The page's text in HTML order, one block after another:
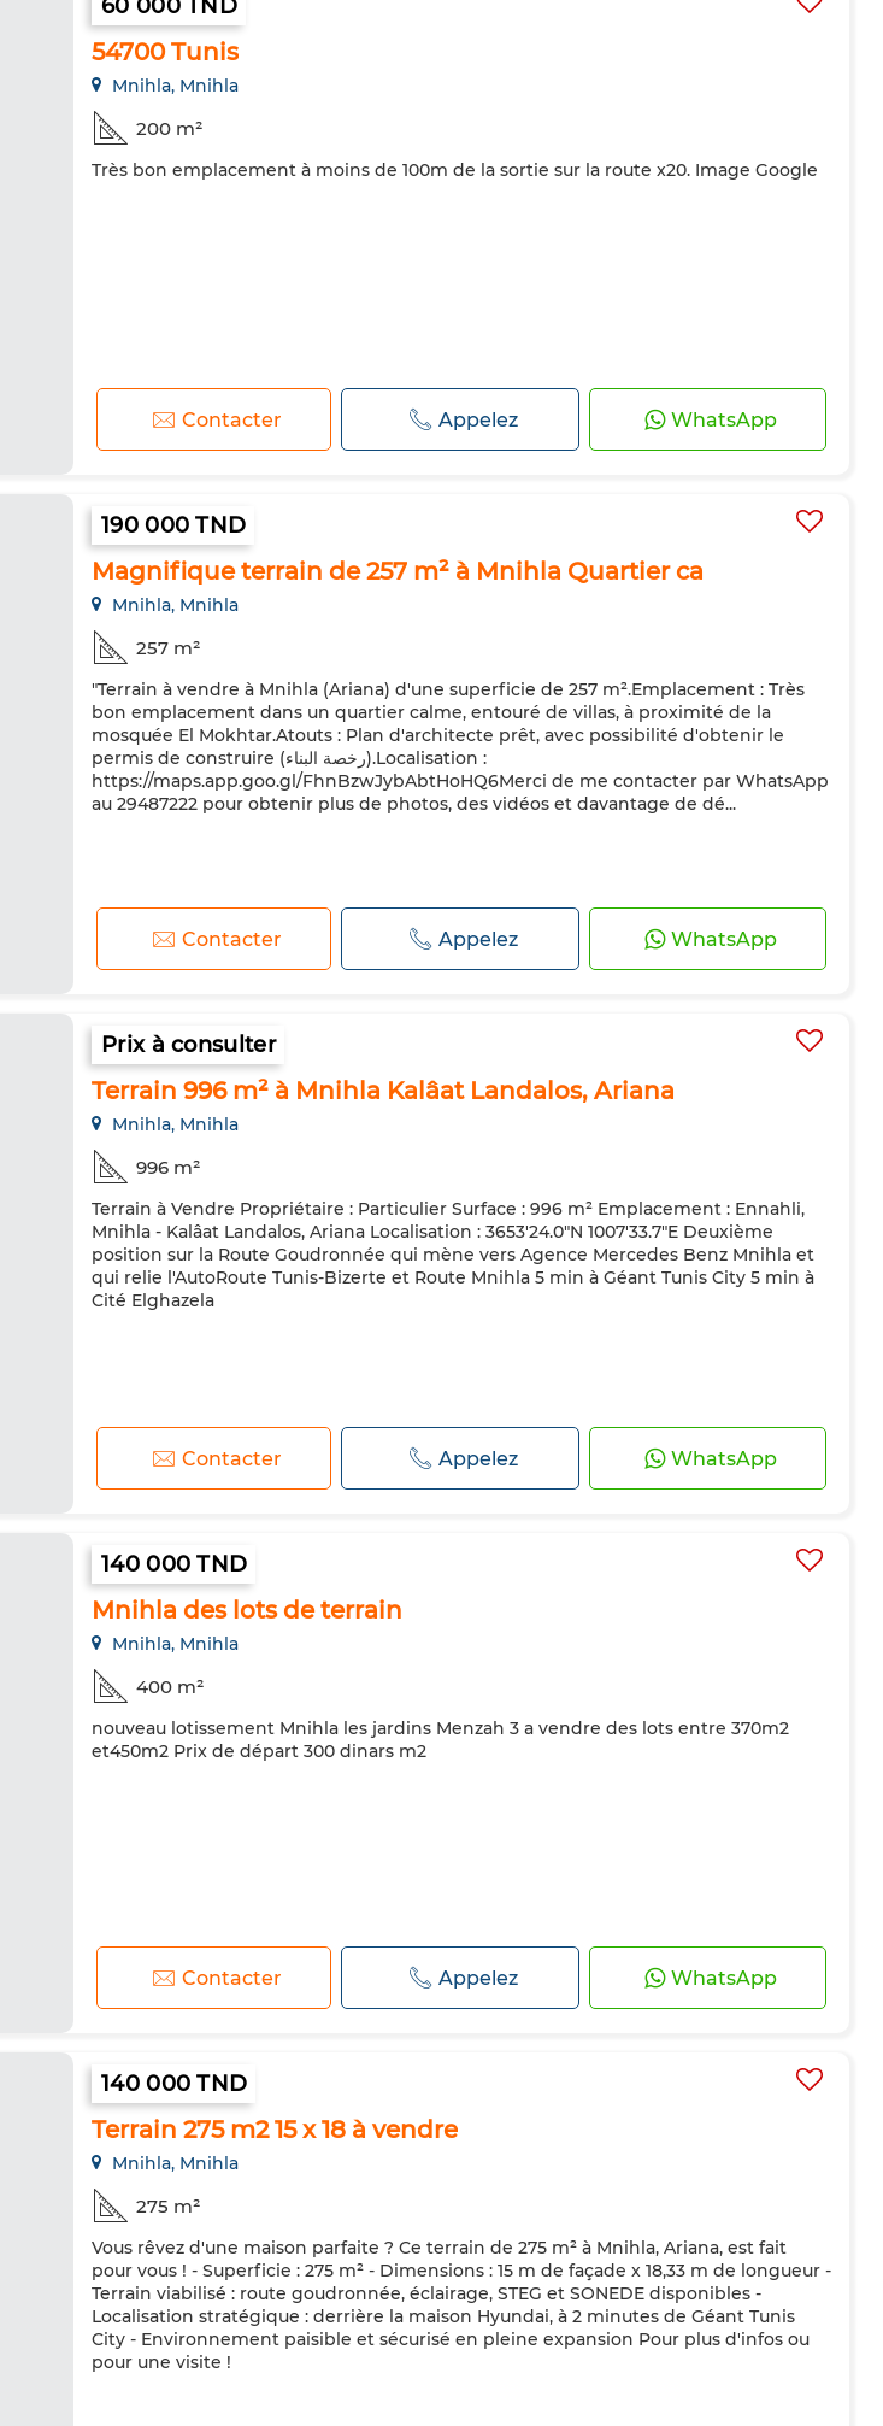
60 000 TND
54700 Tunis
Mnihla, Mnihla
200 m²
Très bon emplacement à moins de 100m de la sortie sur la route x20. Image Google
Contacter Appelez WhatsApp
190 000 TND
Magnifique terrain de 257 m² à Mnihla Quartier ca
Mnihla, Mnihla
257 m²
​"Terrain à vendre à Mnihla (Ariana) d'une superficie de 257 m². ​Emplacement : Très
bon emplacement dans un quartier calme, entouré de villas, à proximité de la
mosquée El Mokhtar. ​Atouts : Plan d'architecte prêt, avec possibilité d'obtenir le
permis de construire (رخصة البناء). ​Localisation :
https://maps.app.goo.gl/FhnBzwJybAbtHoHQ6 ​Merci de me contacter par WhatsApp
au 29487222 pour obtenir plus de photos, des vidéos et davantage de dé...
Contacter Appelez WhatsApp
Prix à consulter
Terrain 996 m² à Mnihla Kalâat Landalos, Ariana
Mnihla, Mnihla
996 m²
Terrain à Vendre Propriétaire : Particulier Surface : 996 m² Emplacement : Ennahli,
Mnihla - Kalâat Landalos, Ariana Localisation : 3653'24.0"N 1007'33.7"E Deuxième
position sur la Route Goudronnée qui mène vers Agence Mercedes Benz Mnihla et
qui relie l'AutoRoute Tunis-Bizerte et Route Mnihla 5 min à Géant Tunis City 5 min à
Cité Elghazela
Contacter Appelez WhatsApp
140 000 TND
Mnihla des lots de terrain
Mnihla, Mnihla
400 m²
nouveau lotissement Mnihla les jardins Menzah 3 a vendre des lots entre 370m2
et450m2 Prix de départ 300 dinars m2
Contacter Appelez WhatsApp
140 000 TND
Terrain 275 m2 15 x 18 à vendre
Mnihla, Mnihla
275 m²
Vous rêvez d'une maison parfaite ? Ce terrain de 275 m² à Mnihla, Ariana, est fait
pour vous ! - Superficie : 275 m² - Dimensions : 15 m de façade x 18,33 m de longueur -
Terrain viabilisé : route goudronnée, éclairage, STEG et SONEDE disponibles -
Localisation stratégique : derrière la maison Hyundai, à 2 minutes de Géant Tunis
City - Environnement paisible et sécurisé en pleine expansion Pour plus d'infos ou
pour une visite !